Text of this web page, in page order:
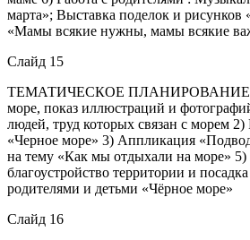
марта»; Выставка поделок и
«Мамы всякие нужны, мамы всякие
Слайд 15
ТЕМАТИЧЕСКОЕ ПЛАНИРОВАНИЕ
море, показ иллюстраций и
людей, труд которых связан с морем
«Черное море» 3) Аппликация
на тему «Как мы отдыхали на море» 5)
благоустройство территории и
родителями и детьми «Чёрное море»
Слайд 16